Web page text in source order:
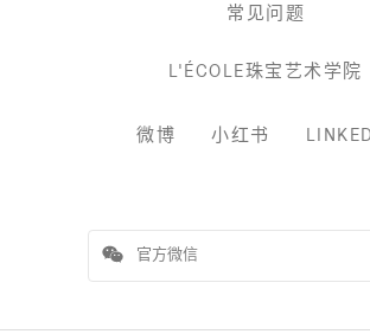
常见问题
L'ÉCOLE珠宝艺术学院
微博 小红书
官方微信